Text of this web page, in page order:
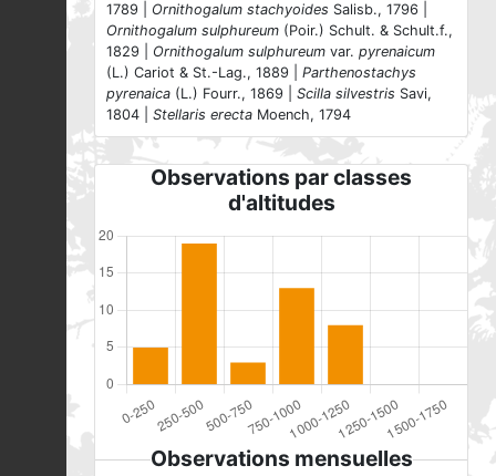
1789 | Ornithogalum stachyoides Salisb., 1796 |
Ornithogalum sulphureum (Poir.) Schult. & Schult.f.,
1829 | Ornithogalum sulphureum var. pyrenaicum
(L.) Cariot & St.-Lag., 1889 | Parthenostachys
pyrenaica (L.) Fourr., 1869 | Scilla silvestris Savi,
1804 | Stellaris erecta Moench, 1794
Observations par classes
d'altitudes
Observations mensuelles